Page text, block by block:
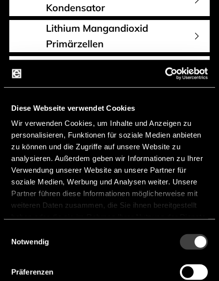
Diese Webseite verwendet Cookies
Wir verwenden Cookies, um Inhalte und Anzeigen zu
personalisieren, Funktionen für soziale Medien anbieten
zu können und die Zugriffe auf unsere Website zu
analysieren. Außerdem geben wir Informationen zu Ihrer
Verwendung unserer Website an unsere Partner für
soziale Medien, Werbung und Analysen weiter. Unsere
Partner führen diese Informationen möglicherweise mit
weiteren Daten zusammen, die Sie ihnen bereitgestellt
Notwendig
Präferenzen
Kondensator
Lithium Mangandioxid
Primärzellen
Kontakt
endrich steht für den Design-In-Vertrieb hochwertiger
elektronischer Bauelemente. Wir legen großen Wert
auf Qualität und Zuverlässigkeit. Deshalb arbeiten wir
sehr eng mit unseren Lieferanten zusammen, um
sicherzustellen, dass unsere Produkte den höchsten
Standards entsprechen. Unser erfahrenes Team steht
Auswahl der passenden Komponenten für Ihre